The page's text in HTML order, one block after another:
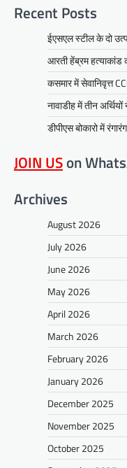
Recent Posts
ईएसएल स्टील के दो
आरती हेंब्रम हत्याकांड
कसमार में सेवानिवृत्त
नावाडीह में तीन
डीपीएस बोकारो में
JOIN USon
Archives
August 2026
July 2026
June 2026
May 2026
April 2026
March 2026
February 2026
January 2026
December 2025
November 2025
October 2025